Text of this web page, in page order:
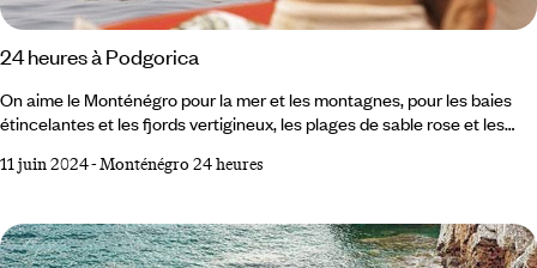
24 heures à Podgorica
On aime le Monténégro pour la mer et les montagnes, pour les baies
étincelantes et les fjords vertigineux, les plages de sable rose et les
anciennes aux tuiles rouges, aux clochers et coupoles dorées, aux
sa capitale, Podgorica, établie au confluent des rivières Zeta et
Morača, non loin des Bouches de Kotor.
11 juin 2024-Monténégro 24 heures